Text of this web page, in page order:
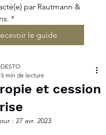
par Rautmann &
*
le guide
et cession
5 min de lecture
: 27 avr. 2023